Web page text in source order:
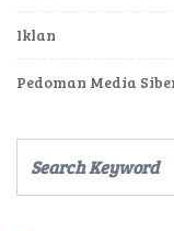
Iklan
Pedoman Media